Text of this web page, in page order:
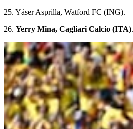
25. Yáser Asprilla, Watford FC (ING).
26. Yerry Mina, Cagliari Calcio (ITA).